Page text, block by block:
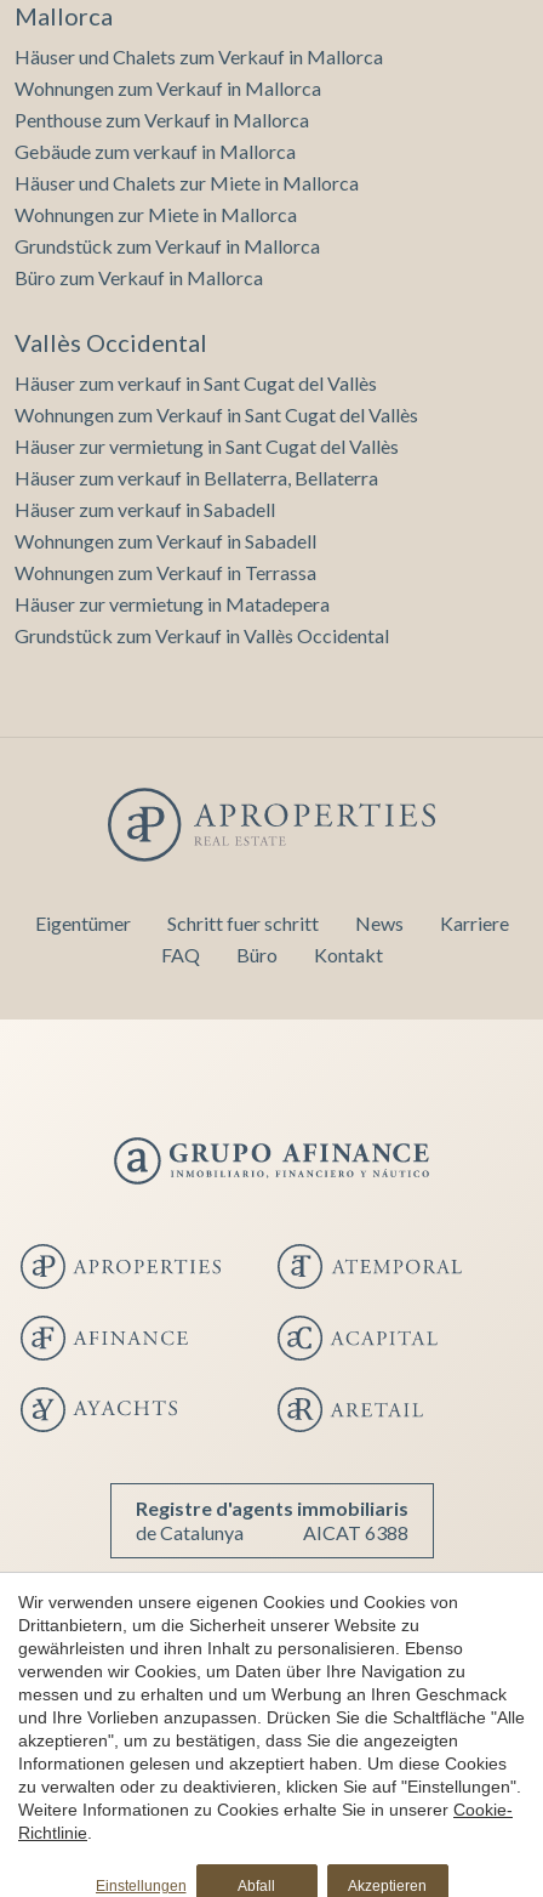
Mallorca
Häuser und Chalets zum Verkauf in Mallorca
Wohnungen zum Verkauf in Mallorca
Penthouse zum Verkauf in Mallorca
Gebäude zum verkauf in Mallorca
Häuser und Chalets zur Miete in Mallorca
Wohnungen zur Miete in Mallorca
Grundstück zum Verkauf in Mallorca
Büro zum Verkauf in Mallorca
Vallès Occidental
Häuser zum verkauf in Sant Cugat del Vallès
Wohnungen zum Verkauf in Sant Cugat del Vallès
Häuser zur vermietung in Sant Cugat del Vallès
Häuser zum verkauf in Bellaterra, Bellaterra
Häuser zum verkauf in Sabadell
Wohnungen zum Verkauf in Sabadell
Wohnungen zum Verkauf in Terrassa
Häuser zur vermietung in Matadepera
Grundstück zum Verkauf in Vallès Occidental
Eigentümer Schritt fuer schritt News
Karriere
FAQ
Büro Kontakt
Registre d'agents immobiliaris
de Catalunya
AICAT 6388
Copyright 2026 © aProperties
Luxusimmobilien
AICAT 6388
Rechtlicher Hinweis
Datenschutzbestimmungen
Cookies-Richtlinien
Wir verwenden unsere eigenen Cookies und Cookies von
Drittanbietern, um die Sicherheit unserer Website zu
gewährleisten und ihren Inhalt zu personalisieren. Ebenso
verwenden wir Cookies, um Daten über Ihre Navigation zu
messen und zu erhalten und um Werbung an Ihren Geschmack
und Ihre Vorlieben anzupassen. Drücken Sie die Schaltfläche "Alle
akzeptieren", um zu bestätigen, dass Sie die angezeigten
Informationen gelesen und akzeptiert haben. Um diese Cookies
zu verwalten oder zu deaktivieren, klicken Sie auf "Einstellungen".
Weitere Informationen zu Cookies erhalte Sie in unserer Cookie-
Richtlinie
Einstellungen Abfall Akzeptieren
Konfiguration speichern Alle akzeptieren